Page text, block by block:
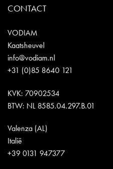
CONTACT
VODIAM
Kaatsheuvel
info@vodiam.nl
+31 (0)85 8640 121
KVK: 70902534
BTW: NL 8585.04.297.B.01
Valenza (AL)
Italië
+39 0131 947377